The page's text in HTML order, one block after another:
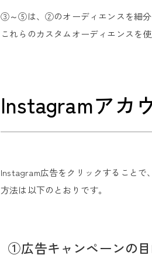
③～⑤は、②のオーディエンスを細分
これらのカスタムオーディエンスを
Instagramアカ
Instagram広告をクリックすること
方法は以下のとおりです。
①広告キャンペーンの